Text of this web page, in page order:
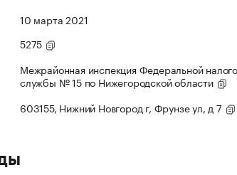
10 марта 2021
5275
Межрайонная инспекция Федеральной
службы № 15 по Нижегородской области
603155, Нижний Новгород г, Фрунзе ул, д 7